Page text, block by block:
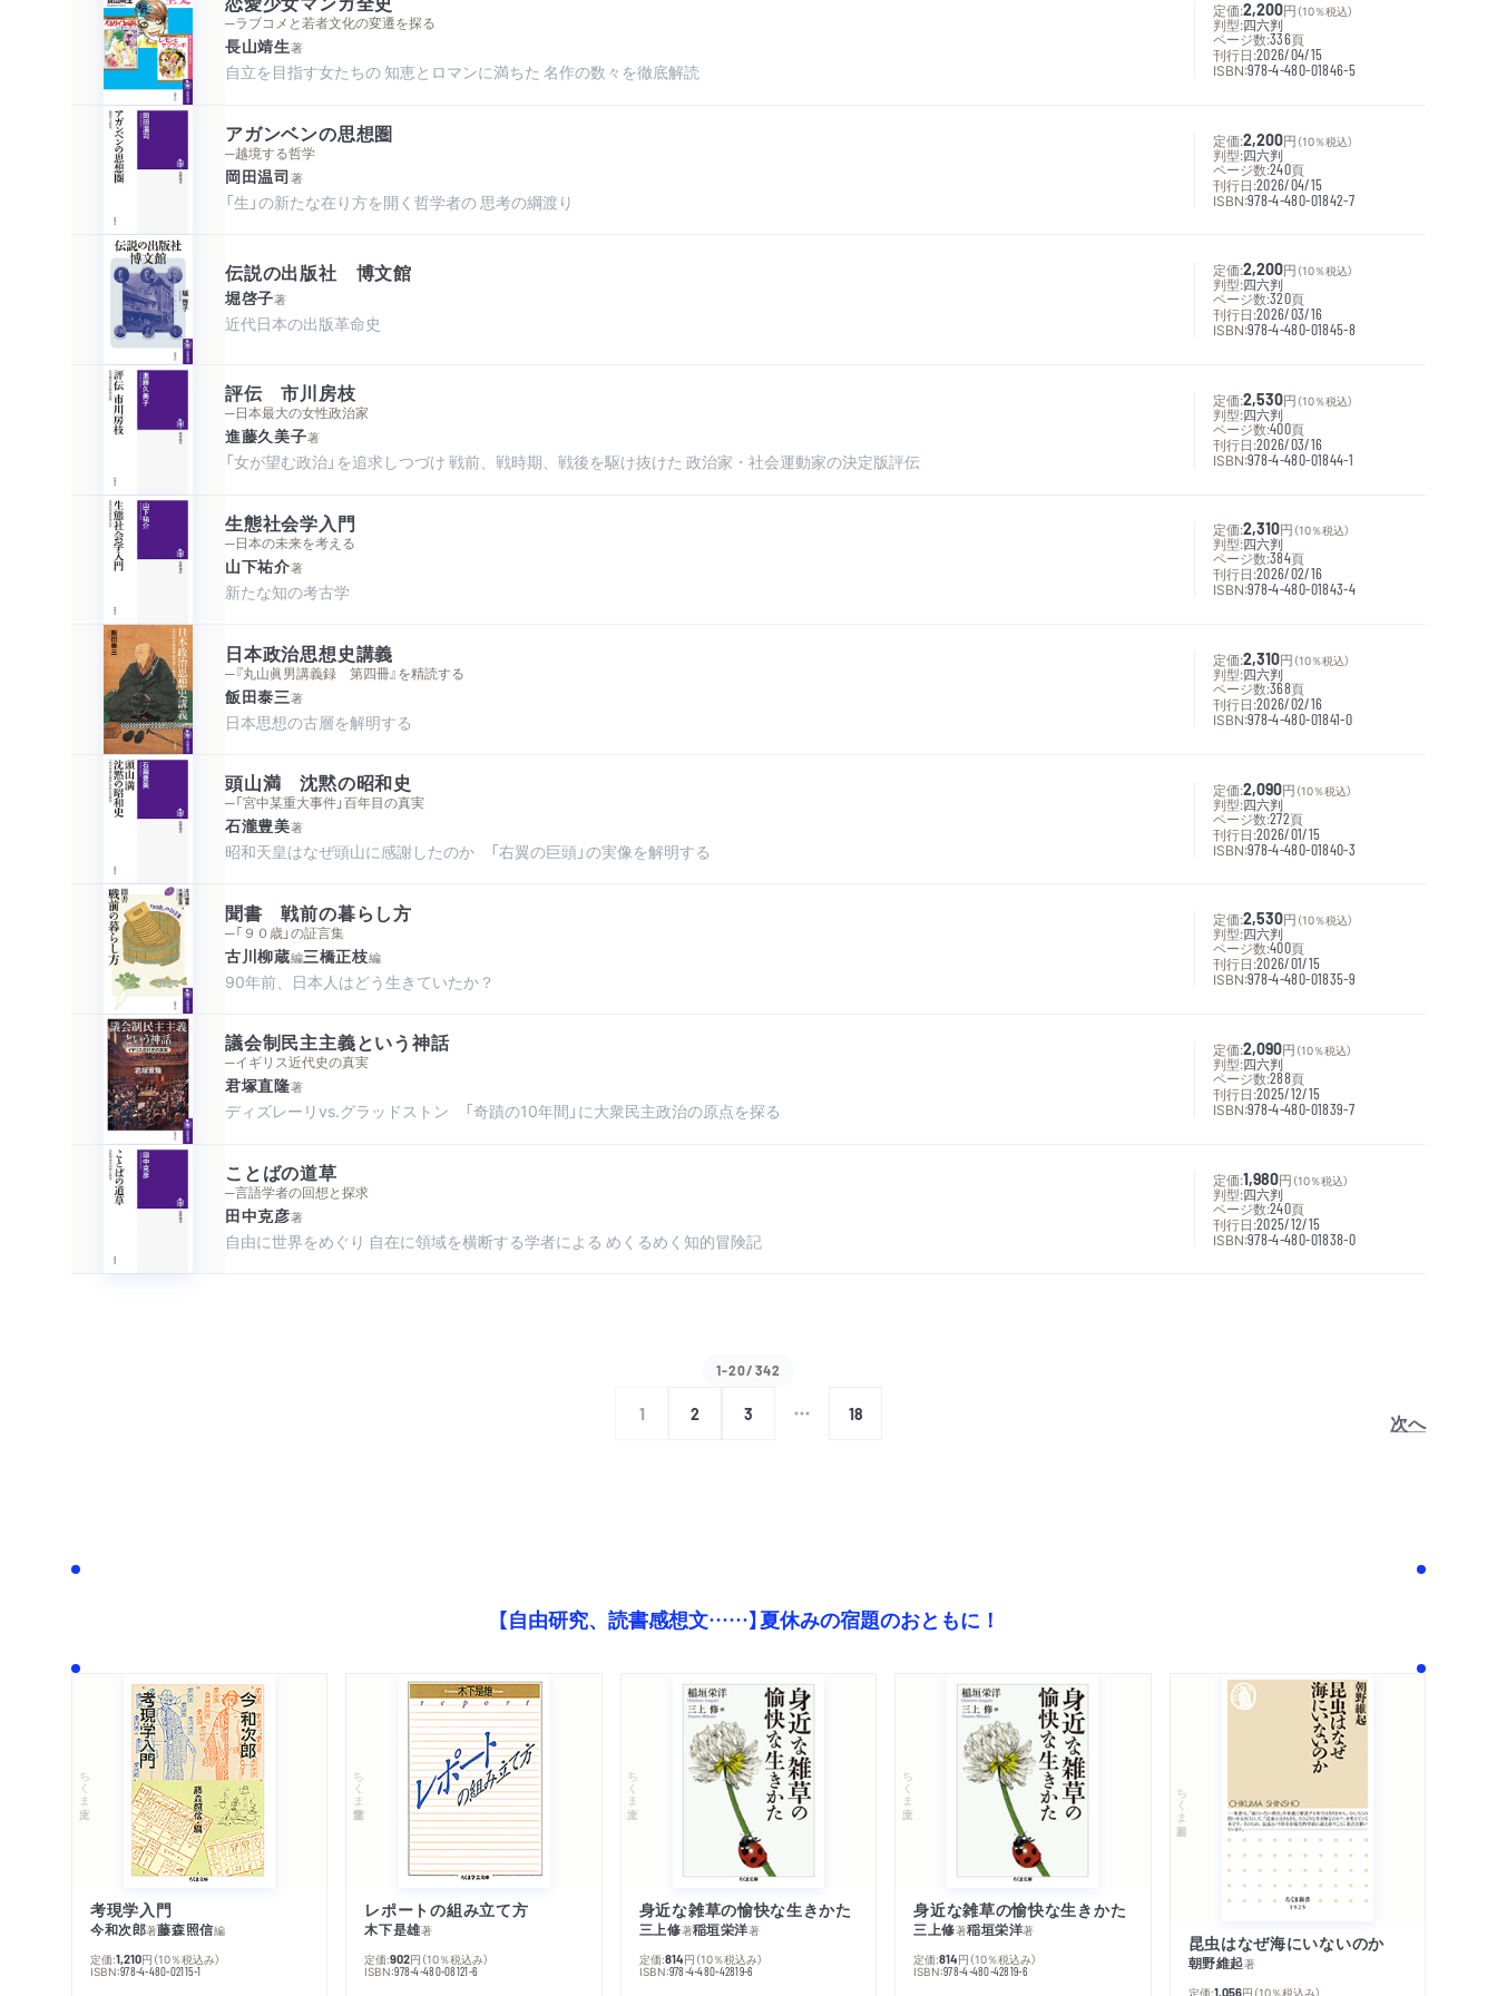
─ラブコメと若者文化の変遷を探る
長山靖生著
自立を目指す女たちの 知恵とロマンに満ちた 名作の数々を徹底解読
定価:2,200円 （10％税込）
判型:四六判
ページ数:336頁
刊行日:2026/04/15
ISBN:978-4-480-01846-5
アガンベンの思想圏
─越境する哲学
岡田温司著
「生」の新たな在り方を開く哲学者の 思考の綱渡り
定価:2,200円 （10％税込）
判型:四六判
ページ数:240頁
刊行日:2026/04/15
ISBN:978-4-480-01842-7
伝説の出版社 博文館
堀啓子著
近代日本の出版革命史
定価:2,200円 （10％税込）
判型:四六判
ページ数:320頁
刊行日:2026/03/16
ISBN:978-4-480-01845-8
評伝 市川房枝
─日本最大の女性政治家
進藤久美子著
「女が望む政治」を追求しつづけ 戦前、戦時期、戦後を駆け抜けた 政治家・社会運動家の決定版評伝
定価:2,530円 （10％税込）
判型:四六判
ページ数:400頁
刊行日:2026/03/16
ISBN:978-4-480-01844-1
生態社会学入門
─日本の未来を考える
山下祐介著
新たな知の考古学
定価:2,310円 （10％税込）
判型:四六判
ページ数:384頁
刊行日:2026/02/16
ISBN:978-4-480-01843-4
日本政治思想史講義
─『丸山眞男講義録 第四冊』を精読する
飯田泰三著
日本思想の古層を解明する
定価:2,310円 （10％税込）
判型:四六判
ページ数:368頁
刊行日:2026/02/16
ISBN:978-4-480-01841-0
頭山満 沈黙の昭和史
─「宮中某重大事件」百年目の真実
石瀧豊美著
昭和天皇はなぜ頭山に感謝したのか 「右翼の巨頭」の実像を解明する
定価:2,090円 （10％税込）
判型:四六判
ページ数:272頁
刊行日:2026/01/15
ISBN:978-4-480-01840-3
聞書 戦前の暮らし方
─「９０歳」の証言集
古川柳蔵編三橋正枝編
90年前、日本人はどう生きていたか？
定価:2,530円 （10％税込）
判型:四六判
ページ数:400頁
刊行日:2026/01/15
ISBN:978-4-480-01835-9
議会制民主主義という神話
─イギリス近代史の真実
君塚直隆著
ディズレーリvs.グラッドストン 「奇蹟の10年間」に大衆民主政治の原点を探る
定価:2,090円 （10％税込）
判型:四六判
ページ数:288頁
刊行日:2025/12/15
ISBN:978-4-480-01839-7
ことばの道草
─言語学者の回想と探求
田中克彦著
自由に世界をめぐり 自在に領域を横断する学者による めくるめく知的冒険記
定価:1,980円 （10％税込）
判型:四六判
ページ数:240頁
刊行日:2025/12/15
ISBN:978-4-480-01838-0
1-20/342
1 2 3 18 次へ
【自由研究、読書感想文……】夏休みの宿題のおともに！
ちくま文庫
考現学入門
今和次郎著藤森照信編
定価:1,210円 （10％税込み）
ISBN:978-4-480-02115-1
ちくま学芸文庫
レポートの組み立て方
木下是雄著
定価:902円 （10％税込み）
ISBN:978-4-480-08121-6
ちくま文庫
身近な雑草の愉快な生きかた
三上修著稲垣栄洋著
定価:814円 （10％税込み）
ISBN:978-4-480-42819-6
ちくま文庫
身近な雑草の愉快な生きかた
三上修著稲垣栄洋著
定価:814円 （10％税込み）
ISBN:978-4-480-42819-6
ちくま新書
昆虫はなぜ海にいないのか
朝野維起著
定価:1,056円 （10％税込み）